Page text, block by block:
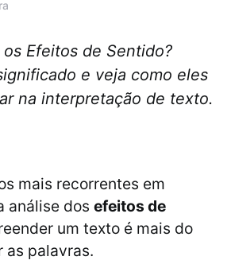
Efeitos de Sentido?
e veja como eles
na interpretação de texto.
mais recorrentes em
análise dos efeitos de
um texto é mais do
as palavras.